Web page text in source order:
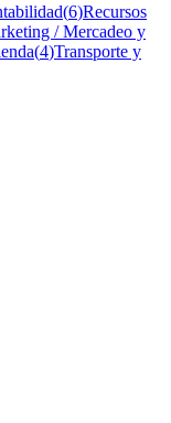
(6)Recursos
/ Mercadeo y
(4)Transporte y